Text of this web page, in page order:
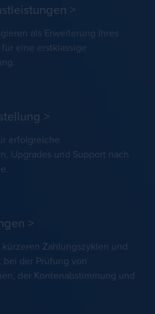
>
als Erweiterung Ihres
eine erstklassige
>
erfolgreiche
Upgrades und Support nach
>
Zahlungszyklen und
der Prüfung von
der Kontenabstimmung und